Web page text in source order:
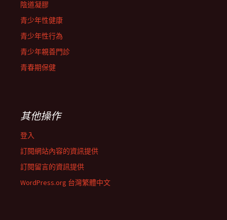
陰道凝膠
青少年性健康
青少年性行為
青少年親善門診
青春期保健
其他操作
登入
訂閱網站內容的資訊提供
訂閱留言的資訊提供
WordPress.org 台灣繁體中文